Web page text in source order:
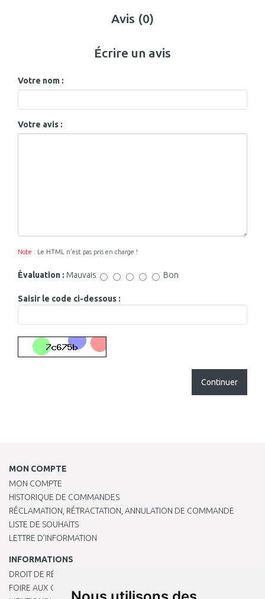
Avis (0)
Écrire un avis
Votre nom :
Votre avis :
Note : Le HTML n’est pas pris en charge !
Évaluation : Mauvais Bon
Saisir le code ci-dessous :
Continuer
MON COMPTE
MON COMPTE
HISTORIQUE DE COMMANDES
RÉCLAMATION, RÉTRACTATION, ANNULATION DE COMMANDE
LISTE DE SOUHAITS
LETTRE D’INFORMATION
INFORMATIONS
DROIT DE RÉTRACTATION
FOIRE AUX QUESTIONS